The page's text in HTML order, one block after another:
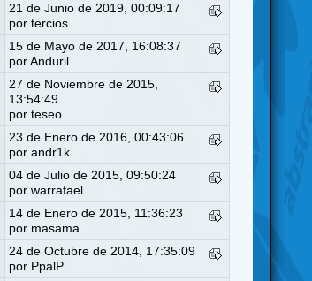
21 de Junio de 2019, 00:09:17
portercios
15 de Mayo de 2017, 16:08:37
porAnduril
27 de Noviembre de 2015,
13:54:49
porteseo
23 de Enero de 2016, 00:43:06
porandr1k
04 de Julio de 2015, 09:50:24
porwarrafael
14 de Enero de 2015, 11:36:23
por masama
24 de Octubre de 2014, 17:35:09
por PpalP